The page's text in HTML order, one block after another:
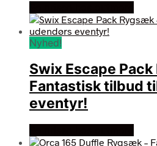
Nyhed!
Swix Escape
Fantastisk tilbud
eventyr!